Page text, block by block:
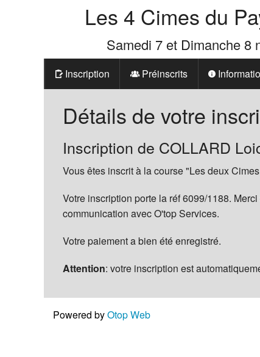
Les 4 Cimes du
Samedi 7 et Dimanche 8
Inscription Préinscrits
La
Détails de votre
Inscription de COLLARD
Vous êtes inscrit à la course "Les deux
Votre inscription porte la réf 6099/1188.
communication avec O'top Services.
Votre paiement a bien été enregistré.
Attention: votre inscription est
Powered byOtop Web